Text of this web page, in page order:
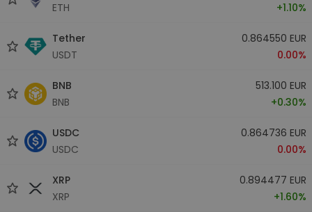
ETH
+1.10%
Tether
USDT
0.864550 EUR
0.00%
BNB
BNB
513.100 EUR
+0.30%
USDC
USDC
0.864736 EUR
0.00%
XRP
XRP
0.894477 EUR
+1.60%